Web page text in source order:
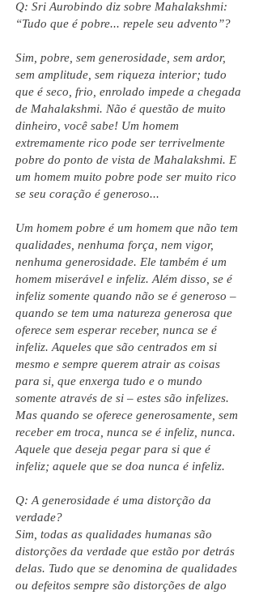
Q: Sri Aurobindo diz sobre Mahalakshmi:
“Tudo que é pobre... repele seu advento”?
Sim, pobre, sem generosidade, sem ardor,
sem amplitude, sem riqueza interior; tudo
que é seco, frio, enrolado impede a chegada
de Mahalakshmi. Não é questão de muito
dinheiro, você sabe! Um homem
extremamente rico pode ser terrivelmente
pobre do ponto de vista de Mahalakshmi. E
um homem muito pobre pode ser muito rico
se seu coração é generoso...
Um homem pobre é um homem que não tem
qualidades, nenhuma força, nem vigor,
nenhuma generosidade. Ele também é um
homem miserável e infeliz. Além disso, se é
infeliz somente quando não se é generoso –
quando se tem uma natureza generosa que
oferece sem esperar receber, nunca se é
infeliz. Aqueles que são centrados em si
mesmo e sempre querem atrair as coisas
para si, que enxerga tudo e o mundo
somente através de si – estes são infelizes.
Mas quando se oferece generosamente, sem
receber em troca, nunca se é infeliz, nunca.
Aquele que deseja pegar para si que é
infeliz; aquele que se doa nunca é infeliz.
Q: A generosidade é uma distorção da
verdade?
Sim, todas as qualidades humanas são
distorções da verdade que estão por detrás
delas. Tudo que se denomina de qualidades
ou defeitos sempre são distorções de algo